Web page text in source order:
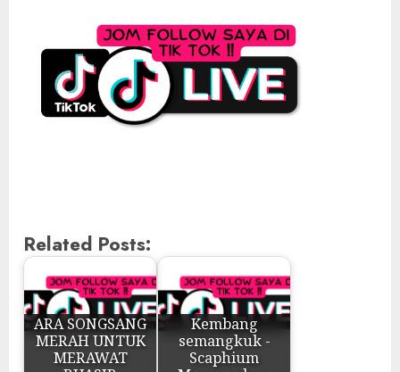
Related Posts:
ARA SONGSANG
MERAH UNTUK
MERAWAT
Kembang
semangkuk -
Scaphium